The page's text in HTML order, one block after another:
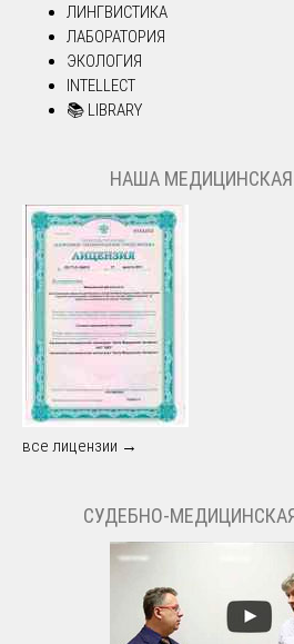
ЛИНГВИСТИКА
ЛАБОРАТОРИЯ
ЭКОЛОГИЯ
INTELLECT
📚 LIBRARY
НАША
все лицензии →
СУДЕБНО-